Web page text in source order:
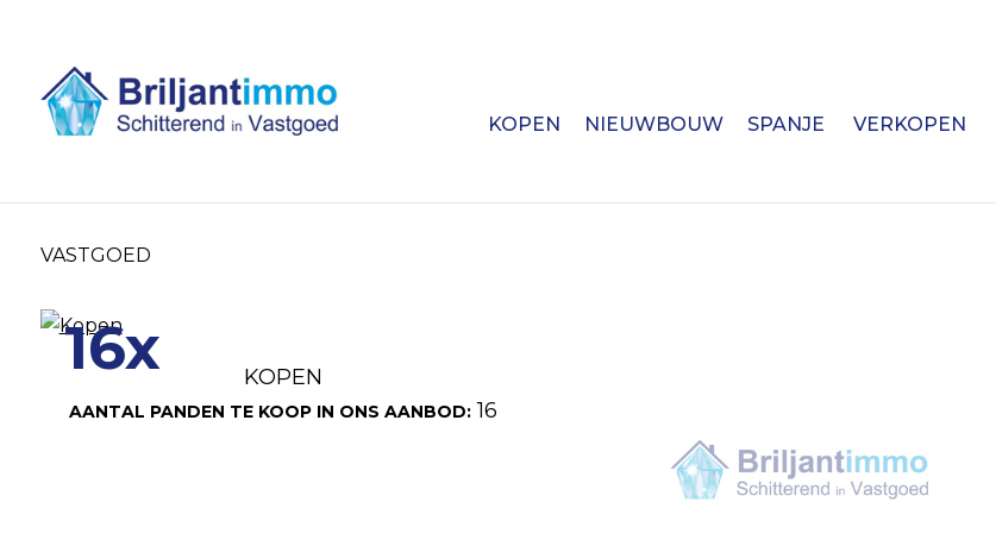
KOPEN NIEUWBOUW SPANJE VERKOPEN
VASTGOED
16x KOPEN
AANTAL PANDEN TE KOOP IN ONS AANBOD:16